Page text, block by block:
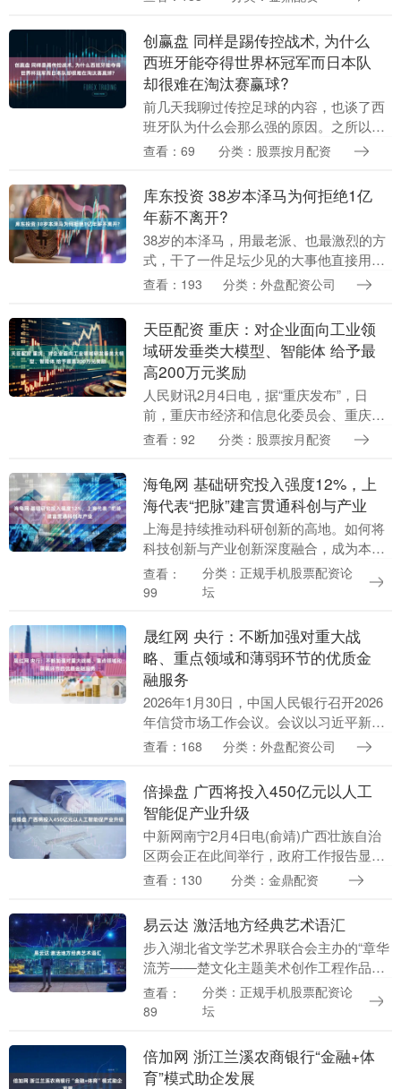
世界杯进球最多....
创赢盘 同样是踢传控战术, 为什么
西班牙能夺得世界杯冠军而日本队
却很难在淘汰赛赢球?
前几天我聊过传控足球的内容，也谈了西
班牙队为什么会那么强的原因。之所以他
们这十多年来进步神速，能够屡次在世界
了传控的理念，明....
查看：69 分类：股票按月配资
库东投资 38岁本泽马为何拒绝1亿
年薪不离开?
38岁的本泽马，用最老派、也最激烈的方
式，干了一件足坛少见的大事他直接用一
次“无限期罢赛”，把自己从一份近乎“零工
零转会费....
查看：193 分类：外盘配资公司
天臣配资 重庆：对企业面向工业领
域研发垂类大模型、智能体 给予最
高200万元奖励
人民财讯2月4日电，据“重庆发布”，日
前，重庆市经济和信息化委员会、重庆市
财政局联合发布《重庆市促进实数融合推
面提出了2....
查看：92 分类：股票按月配资
海龟网 基础研究投入强度12%，上
海代表“把脉”建言贯通科创与产业
上海是持续推动科研创新的高地。如何将
科技创新与产业创新深度融合，成为本届
上海两会上热议的话题。 “成果在产业内
扩散应用和转化的活动，是科技价值的最
查看：
99
分类：正规手机股票配资论
坛
晟红网 央行：不断加强对重大战
略、重点领域和薄弱环节的优质金
融服务
2026年1月30日，中国人民银行召开2026
年信贷市场工作会议。会议以习近平新时
代中国特色社会主义思想为指导，深入学
作会议....
查看：168 分类：外盘配资公司
倍操盘 广西将投入450亿元以人工
智能促产业升级
中新网南宁2月4日电(俞靖)广西壮族自治
区两会正在此间举行，政府工作报告显
示，未来三年广西将安排450亿元人民
政府工作报....
查看：130 分类：金鼎配资
易云达 激活地方经典艺术语汇
步入湖北省文学艺术界联合会主办的“章华
流芳——楚文化主题美术创作工程作品
展”，60件作品将楚国800年跌宕风云与文
化精魂熔铸于笔墨之间。作为这一创作工
查看：
89
分类：正规手机股票配资论
坛
倍加网 浙江兰溪农商银行“金融+体
育”模式助企发展